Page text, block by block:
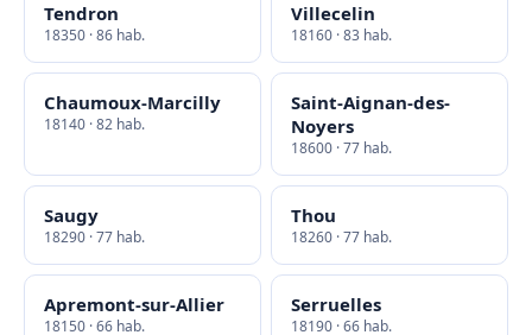
Tendron
18350 · 86 hab.
Villecelin
18160 · 83 hab.
Chaumoux-Marcilly
18140 · 82 hab.
Saint-Aignan-des-
Noyers
18600 · 77 hab.
Saugy
18290 · 77 hab.
Thou
18260 · 77 hab.
Apremont-sur-Allier
18150 · 66 hab.
Serruelles
18190 · 66 hab.